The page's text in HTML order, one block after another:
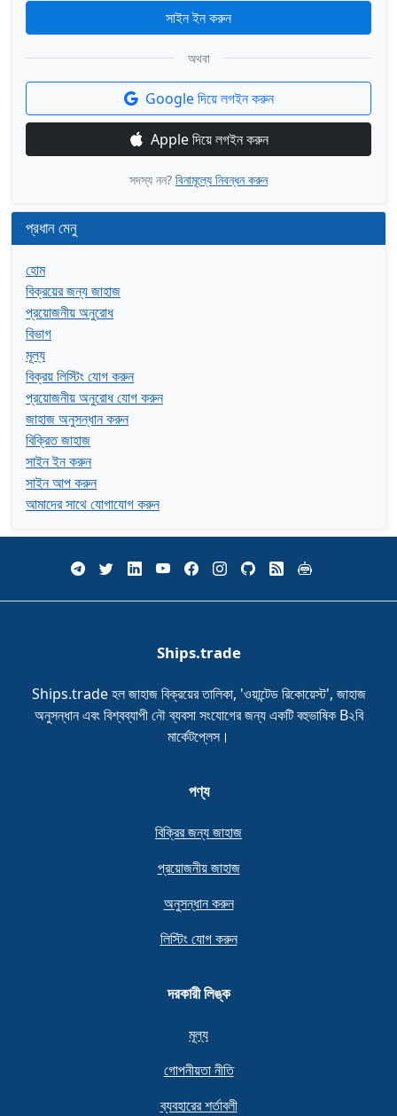
সাইন ইন করুন
অথবা
Google দিয়ে লগইন করুন
Apple দিয়ে লগইন করুন
সদস্য নন? বিনামূল্যে নিবন্ধন করুন
প্রধান মেনু
হোম
বিক্রয়ের জন্য জাহাজ
প্রয়োজনীয় অনুরোধ
বিভাগ
মূল্য
বিক্রয় লিস্টিং যোগ করুন
প্রয়োজনীয় অনুরোধ যোগ করুন
জাহাজ অনুসন্ধান করুন
বিক্রিত জাহাজ
সাইন ইন করুন
সাইন আপ করুন
আমাদের সাথে যোগাযোগ করুন
Ships.trade
Ships.trade হল জাহাজ বিক্রয়ের তালিকা, 'ওয়ান্টেড রিকোয়েস্ট', জাহাজ
অনুসন্ধান এবং বিশ্বব্যাপী নৌ ব্যবসা সংযোগের জন্য একটি বহুভাষিক B২বি
মার্কেটপ্লেস।
পণ্য
বিক্রির জন্য জাহাজ
প্রয়োজনীয় জাহাজ
অনুসন্ধান করুন
লিস্টিং যোগ করুন
দরকারী লিঙ্ক
মূল্য
গোপনীয়তা নীতি
ব্যবহারের শর্তাবলী